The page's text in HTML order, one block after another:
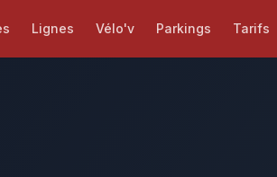
Lignes Vélo'v Parkings Tarifs